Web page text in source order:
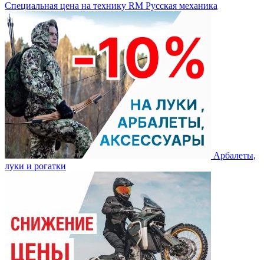
Специальная цена на технику RM Русская механика
Арбалеты,
луки и рогатки